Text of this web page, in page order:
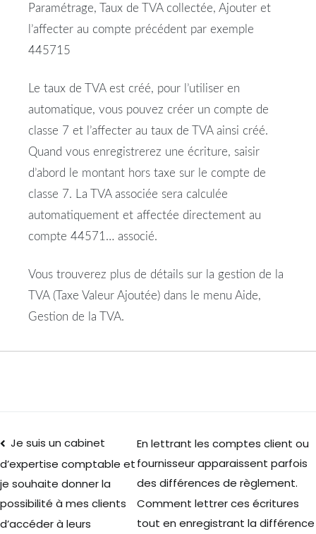
Paramétrage, Taux de TVA collectée, Ajouter et
l’affecter au compte précédent par exemple
445715
Le taux de TVA est créé, pour l’utiliser en
automatique, vous pouvez créer un compte de
classe 7 et l’affecter au taux de TVA ainsi créé.
Quand vous enregistrerez une écriture, saisir
d’abord le montant hors taxe sur le compte de
classe 7. La TVA associée sera calculée
automatiquement et affectée directement au
compte 44571… associé.
Vous trouverez plus de détails sur la gestion de la
TVA (Taxe Valeur Ajoutée) dans le menu Aide,
Gestion de la TVA.
Je suis un cabinet
d’expertise comptable et
je souhaite donner la
possibilité à mes clients
d’accéder à leurs
En lettrant les comptes client ou
fournisseur apparaissent parfois
des différences de règlement.
Comment lettrer ces écritures
tout en enregistrant la différence